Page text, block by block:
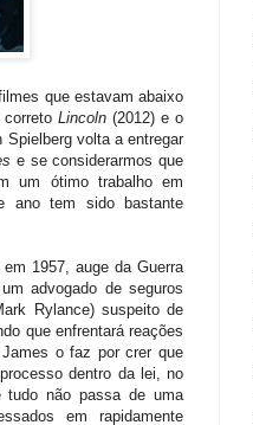
que estavam abaixo
corretoLincoln(2012) e o
Spielberg volta a entregar
e se considerarmos que
um ótimo trabalho em
ano tem sido bastante
1957, auge da Guerra
advogado de seguros
Rylance) suspeito de
que enfrentará reações
o faz por crer que
dentro da lei, no
tudo não passa de uma
em rapidamente